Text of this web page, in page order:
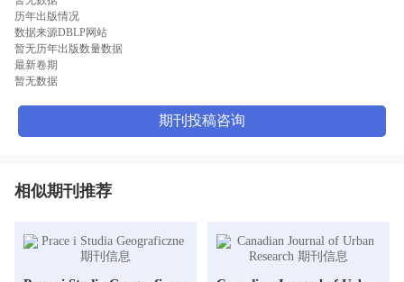
历年出版情况
数据来源DBLP网站
暂无历年出版数量数据
最新卷期
暂无数据
期刊投稿咨询
相似期刊推荐